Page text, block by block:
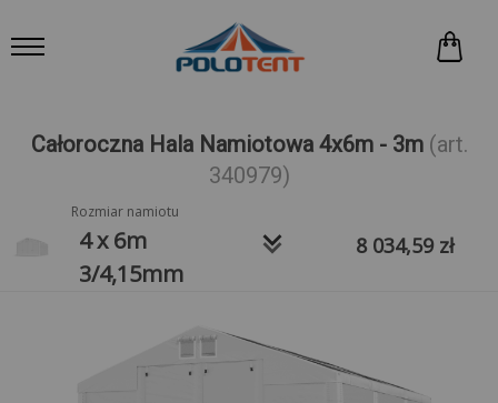
Całoroczna Hala Namiotowa 4x6m - 3m (art.
340979)
Rozmiar namiotu
4 x 6m
3/4,15mm
keyboard_arrow_down 8 034,59 zł